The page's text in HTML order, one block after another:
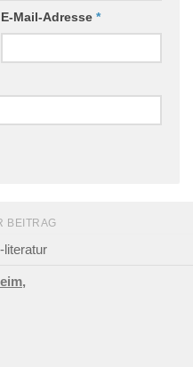
E-Mail-Adresse *
BEITRAG
literatur